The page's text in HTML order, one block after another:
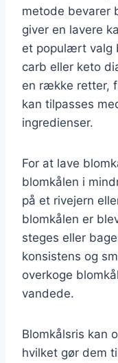
metode bevarer
giver en lavere
et populært valg
carb eller keto
en række retter,
kan tilpasses
ingredienser.
For at lave
blomkålen i
på et rivejern
blomkålen er
steges eller
konsistens og
overkoge
vandede.
Blomkålsris kan
hvilket gør dem